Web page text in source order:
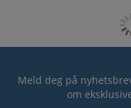
Meld deg på
om